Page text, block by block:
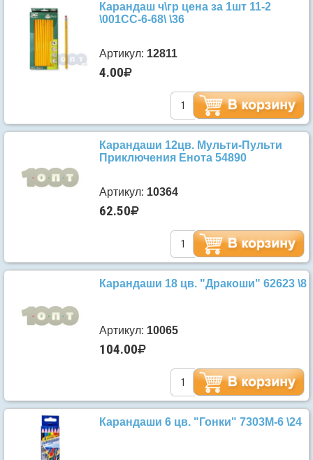
Карандаш ч\гр цена за 1шт 11-2
\001СС-6-68\ \36
Артикул: 12811
4.00
Карандаши 12цв. Мульти-Пульти
Приключения Енота 54890
Артикул: 10364
62.50
Карандаши 18 цв. "Дракоши" 62623 \8
Артикул: 10065
104.00
Карандаши 6 цв. "Гонки" 7303М-6 \24